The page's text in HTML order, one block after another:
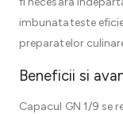
imbunatateste
preparatelor
Beneficii si
Capacul GN 1/9 se